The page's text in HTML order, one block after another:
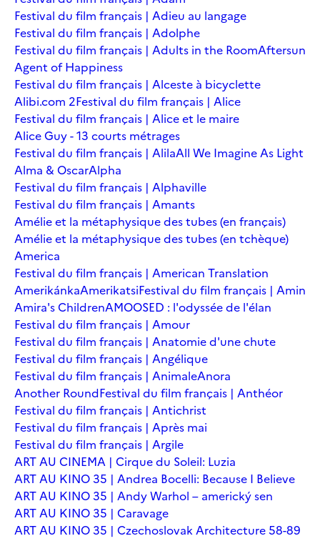
Festival du film français | Adieu au langage
Festival du film français | Adolphe
Festival du film français | Adults in the RoomAftersun
Agent of Happiness
Festival du film français | Alceste à bicyclette
Alibi.com 2Festival du film français | Alice
Festival du film français | Alice et le maire
Alice Guy - 13 courts métrages
Festival du film français | AlilaAll We Imagine As Light
Alma & OscarAlpha
Festival du film français | Alphaville
Festival du film français | Amants
Amélie et la métaphysique des tubes (en français)
Amélie et la métaphysique des tubes (en tchèque)
America
Festival du film français | American Translation
AmerikánkaAmerikatsiFestival du film français | Amin
Amira's ChildrenAMOOSED : l'odyssée de l'élan
Festival du film français | Amour
Festival du film français | Anatomie d'une chute
Festival du film français | Angélique
Festival du film français | AnimaleAnora
Another RoundFestival du film français | Anthéor
Festival du film français | Antichrist
Festival du film français | Après mai
Festival du film français | Argile
ART AU CINEMA | Cirque du Soleil: Luzia
ART AU KINO 35 | Andrea Bocelli: Because I Believe
ART AU KINO 35 | Andy Warhol – americký sen
ART AU KINO 35 | Caravage
ART AU KINO 35 | Czechoslovak Architecture 58-89